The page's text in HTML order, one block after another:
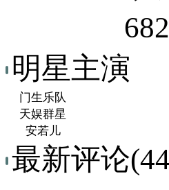
明星主演
门生乐队
天娱群星
安若儿
最新评论